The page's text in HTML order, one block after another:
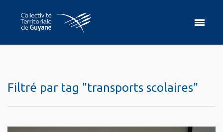
Filtré par tag "transports scolaires"